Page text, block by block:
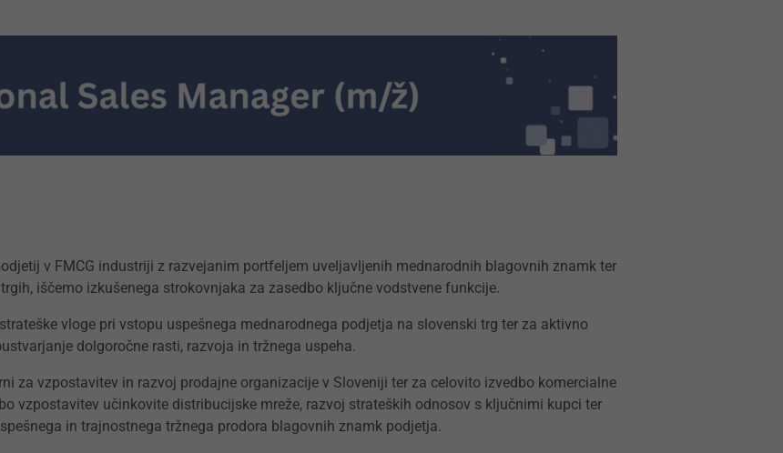
v FMCG industriji z razvejanim portfeljem uveljavljenih mednarodnih blagovnih znamk ter
iščemo izkušenega strokovnjaka za zasedbo ključne vodstvene funkcije.
vloge pri vstopu uspešnega mednarodnega podjetja na slovenski trg ter za aktivno
dolgoročne rasti, razvoja in tržnega uspeha.
za vzpostavitev in razvoj prodajne organizacije v Sloveniji ter za celovito izvedbo komercialne
vzpostavitev učinkovite distribucijske mreže, razvoj strateških odnosov s ključnimi kupci ter
in trajnostnega tržnega prodora blagovnih znamk podjetja.